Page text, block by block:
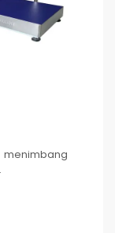
mild
mencapai